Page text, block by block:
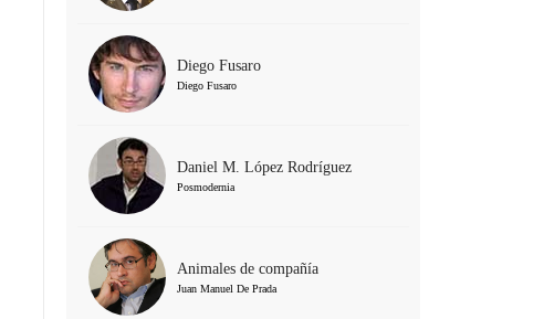
Diego Fusaro
Diego Fusaro
Daniel M. López Rodríguez
Posmodernia
Animales de compañía
Juan Manuel De Prada